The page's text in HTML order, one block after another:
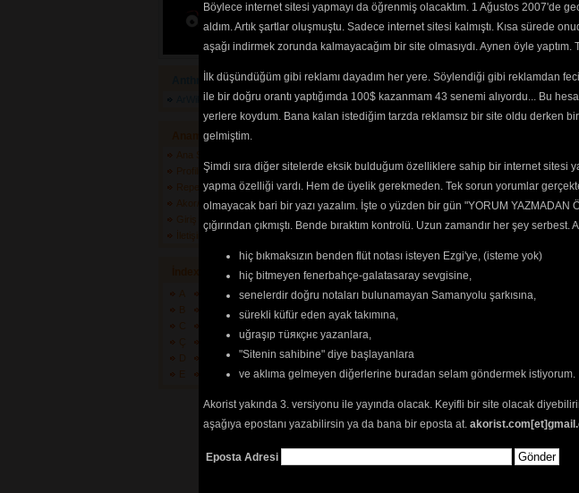
Böylece internet sitesi yapmayı da öğrenmiş olacaktım. 1 Ağustos 2007'de
aldım. Artık şartlar oluşmuştu. Sadece internet sitesi kalmıştı. Kısa sürede
aşağı indirmek zorunda kalmayacağım bir site olmasıydı. Aynen öyle yaptım.
İlk düşündüğüm gibi reklamı dayadım her yere. Söylendiği gibi reklamdan
ile bir doğru orantı yaptığımda 100$ kazanmam 43 senemi alıyordu... Bu
yerlere koydum. Bana kalan istediğim tarzda reklamsız bir site oldu derken
gelmiştim.
Şimdi sıra diğer sitelerde eksik bulduğum özelliklere sahip bir internet sitesi
yapma özelliği vardı. Hem de üyelik gerekmeden. Tek sorun yorumlar
olmayacak bari bir yazı yazalım. İşte o yüzden bir gün "YORUM YAZMADAN
çığırından çıkmıştı. Bende bıraktım kontrolü. Uzun zamandır her şey
hiç bıkmaksızın benden flüt notası isteyen Ezgi'ye, (isteme yok)
hiç bitmeyen fenerbahçe-galatasaray sevgisine,
senelerdir doğru notaları bulunamayan Samanyolu şarkısına,
sürekli küfür eden ayak takımına,
uğraşıp тüякçнє yazanlara,
"Sitenin sahibine" diye başlayanlara
ve aklıma gelmeyen diğerlerine buradan selam göndermek istiyorum.
Akorist yakında 3. versiyonu ile yayında olacak. Keyifli bir site olacak
aşağıya epostanı yazabilirsin ya da bana bir eposta at.
Eposta Adresi
Anthrax
ArWiki
Anamenü
Ana Sayfa
Profilim
Repertuarlarım
Akor/Tab/Söz Gönder
Giriş Yapın
İletişim
A
B
D
E
K
O
Ö
P
Q
S
Ş
T
U
Ü
W
X
Y
Z
smells like a teen spirit
Tehlikenin Farkında mısın?
İçerik tabların
bas
tablarınınve sözlerinayırt
edilebilmesi içinseçimlerinize